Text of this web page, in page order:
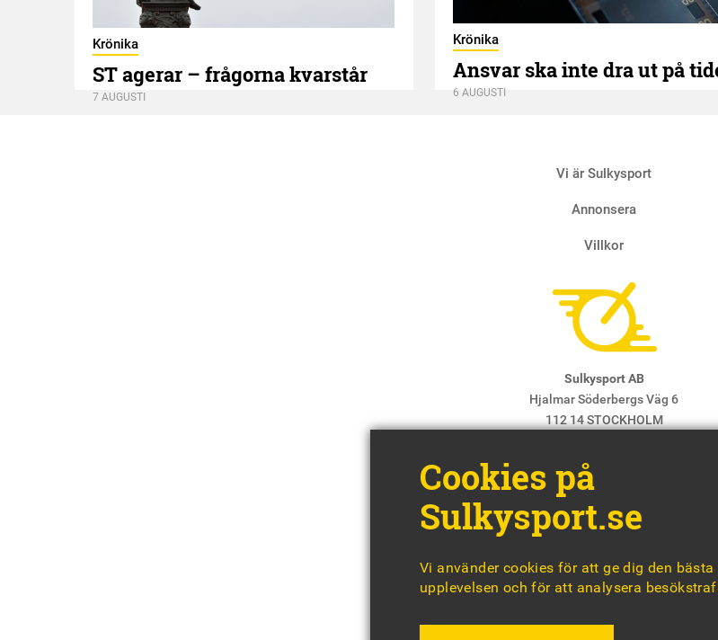
Krönika
ST agerar – frågorna kvarstår
7 AUGUSTI
Krönika
Ansvar ska inte dra ut på
6 AUGUSTI
Vi är Sulkysport
Annonsera
Villkor
Sulkysport AB
Hjalmar Söderbergs Väg 6
112 14 STOCKHOLM
Chefredaktör & ansvarig utgivare:
Cookies på
Sulkysport.se
Vi använder cookies för att ge dig den
upplevelsen och för att analysera